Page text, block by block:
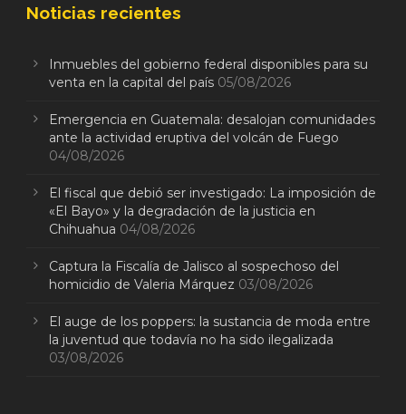
Noticias recientes
Inmuebles del gobierno federal disponibles para su
venta en la capital del país 05/08/2026
Emergencia en Guatemala: desalojan comunidades
ante la actividad eruptiva del volcán de Fuego
04/08/2026
El fiscal que debió ser investigado: La imposición de
«El Bayo» y la degradación de la justicia en
Chihuahua 04/08/2026
Captura la Fiscalía de Jalisco al sospechoso del
homicidio de Valeria Márquez 03/08/2026
El auge de los poppers: la sustancia de moda entre
la juventud que todavía no ha sido ilegalizada
03/08/2026